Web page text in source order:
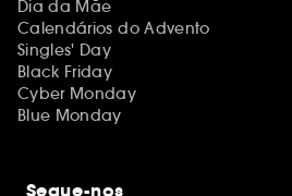
Dia da Mãe
Calendários do Advento
Singles' Day
Black Friday
Cyber Monday
Blue Monday